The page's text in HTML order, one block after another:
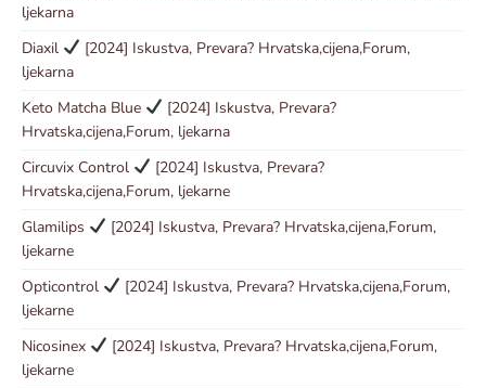
ljekarna
Diaxil
[2024] Iskustva, Prevara? Hrvatska,cijena,Forum,
ljekarna
Keto Matcha Blue
[2024] Iskustva, Prevara?
Hrvatska,cijena,Forum, ljekarna
Circuvix Control
[2024] Iskustva, Prevara?
Hrvatska,cijena,Forum, ljekarne
Glamilips
[2024] Iskustva, Prevara? Hrvatska,cijena,Forum,
ljekarne
Opticontrol
[2024] Iskustva, Prevara? Hrvatska,cijena,Forum,
ljekarne
Nicosinex
[2024] Iskustva, Prevara? Hrvatska,cijena,Forum,
ljekarne